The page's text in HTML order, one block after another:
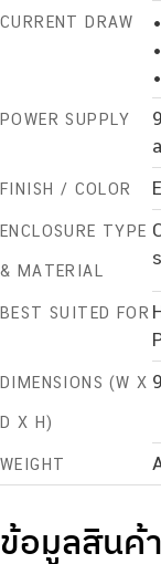
CURRENT DRAW
POWER SUPPLY
FINISH / COLOR
ENCLOSURE TYPE
& MATERIAL
BEST SUITED FOR
DIMENSIONS (W X
D X H)
WEIGHT
ข้อมูลสินค้า